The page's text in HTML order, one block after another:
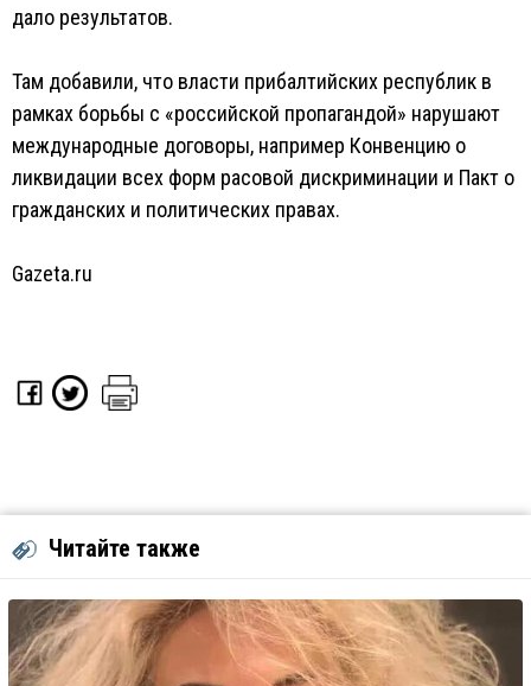
дало результатов.
Там добавили, что власти прибалтийских республик в
рамках борьбы с «российской пропагандой» нарушают
международные договоры, например Конвенцию о
ликвидации всех форм расовой дискриминации и Пакт о
гражданских и политических правах.
Gazeta.ru
Читайте также